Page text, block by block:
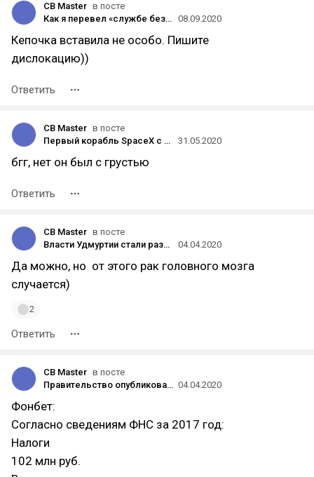
CB Master в посте
Как я перевел «службе безопасности Сбербанка» 105 тысяч рублей 08.09.2020
Кепочка вставила не особо. Пишите
дислокацию))
Ответить
CB Master в посте
Первый корабль SpaceX с астронавтами успешно пристыковался к МКС
31.05.2020
бгг, нет он был с грустью
Ответить
CB Master в посте
Власти Удмуртии стали разрешать малому и среднему бизнесу возобновить работу — но только некоторым отраслям
04.04.2020
Да можно, но от этого рак головного мозга
случается)
2
Ответить
CB Master в посте
Правительство опубликовало полный список системообразующих компаний: в нём DNS, «Фонбет», H&M, Mail.ru Group и «Яндекс» 04.04.2020
Фонбет:
Согласно сведениям ФНС за 2017 год:
Налоги
102 млн руб.